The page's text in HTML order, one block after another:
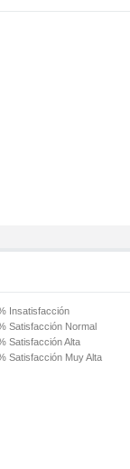
Insatisfacción
Satisfacción Normal
Satisfacción Alta
Satisfacción Muy Alta